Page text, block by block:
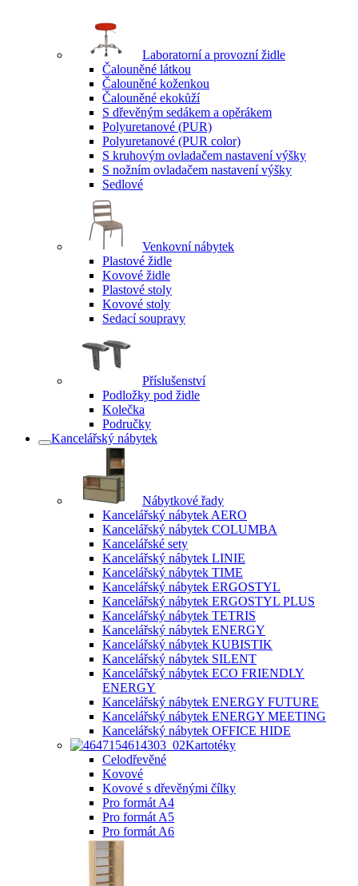
Laboratorní a provozní židle
Čalouněné látkou
Čalouněné koženkou
Čalouněné ekokůží
S dřevěným sedákem a opěrákem
Polyuretanové (PUR)
Polyuretanové (PUR color)
S kruhovým ovladačem nastavení výšky
S nožním ovladačem nastavení výšky
Sedlové
Venkovní nábytek
Plastové židle
Kovové židle
Plastové stoly
Kovové stoly
Sedací soupravy
Příslušenství
Podložky pod židle
Kolečka
Područky
Kancelářský nábytek
Nábytkové řady
Kancelářský nábytek AERO
Kancelářský nábytek COLUMBA
Kancelářské sety
Kancelářský nábytek LINIE
Kancelářský nábytek TIME
Kancelářský nábytek ERGOSTYL
Kancelářský nábytek ERGOSTYL PLUS
Kancelářský nábytek TETRIS
Kancelářský nábytek ENERGY
Kancelářský nábytek KUBISTIK
Kancelářský nábytek SILENT
Kancelářský nábytek ECO FRIENDLY
ENERGY
Kancelářský nábytek ENERGY FUTURE
Kancelářský nábytek ENERGY MEETING
Kancelářský nábytek OFFICE HIDE
Kartotéky
Celodřevěné
Kovové
Kovové s dřevěnými čílky
Pro formát A4
Pro formát A5
Pro formát A6